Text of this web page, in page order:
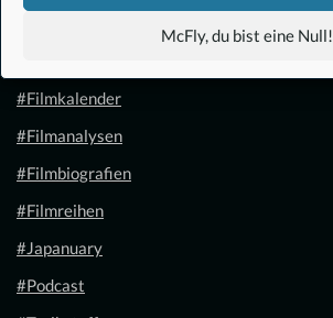
McFly, du bist eine Null!
#Filmkalender
#Filmanalysen
#Filmbiografien
#Filmreihen
#Japanuary
#Podcast